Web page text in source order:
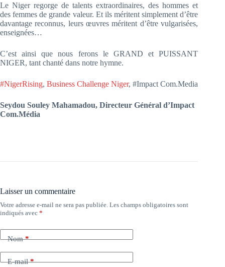
Le Niger regorge de talents extraordinaires, des hommes et
des femmes de grande valeur. Et ils méritent simplement d’être
davantage reconnus, leurs œuvres méritent d’être vulgarisées,
enseignées…
C’est ainsi que nous ferons le GRAND et PUISSANT
NIGER, tant chanté dans notre hymne.
#NigerRising, Business Challenge Niger, #Impact Com.Media
Seydou Souley Mahamadou, Directeur Général d’Impact
Com.Média
Laisser un commentaire
Votre adresse e-mail ne sera pas publiée. Les champs obligatoires sont
indiqués avec *
Nom*
E-mail*